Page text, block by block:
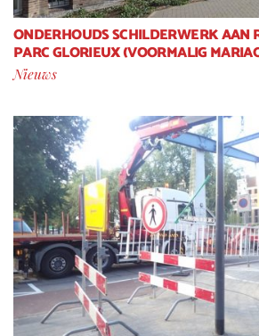
ONDERHOUDS SCHILDERWERK AAN
PARC GLORIEUX (VOORMALIG
Nieuws